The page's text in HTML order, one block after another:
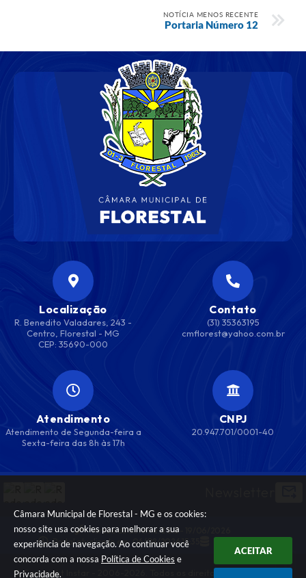
Câmara Municipal de Florestal - MG e os cookies:
nosso site usa cookies para melhorar a sua
experiência de navegação. Ao continuar você
concorda com a nossa Política de Cookies e
Privacidade.
ACEITAR
NOTÍCIA MENOS RECENTE
Portaria Número 12
Localização
R. Benedito Valadares, 243 -
Centro, Florestal - MG
CEP: 35690-000
Contato
(31) 35363195
cmflorest@yahoo.com.br
Atendimento
Atendimento de Segunda-feira a
Sexta-feira das 8h às 17h
CNPJ
20.947.701/0001-40
Versão do Sistema:3.5.3 - 19/06/2026
Portal atualizado em: 06/08/2026 15:35 Dados Abertos
© Copyright Instar - 2006-2026. Todos os direitos